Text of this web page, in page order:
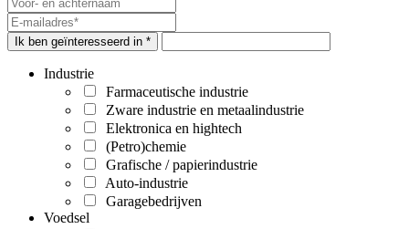
Ik ben geïnteresseerd in *
Industrie
Farmaceutische industrie
Zware industrie en metaalindustrie
Elektronica en hightech
(Petro)chemie
Grafische / papierindustrie
Auto-industrie
Garagebedrijven
Voedsel